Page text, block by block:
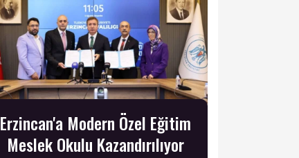
Erzincan'a Modern Özel Eğitim
Meslek Okulu Kazandırılıyor